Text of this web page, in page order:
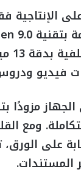
فيديو
على
المستندات.